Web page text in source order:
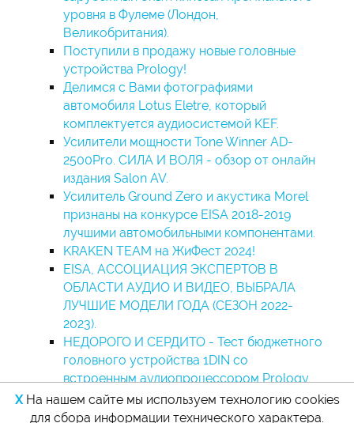
уровня в Фулеме (Лондон,
Великобритания).
Поступили в продажу новые головные
устройства Prology!
Делимся с Вами фотографиями
автомобиля Lotus Eletre, который
комплектуется аудиосистемой KEF.
Усилители мощности Tone Winner AD-
2500Pro. СИЛА И ВОЛЯ - обзор от онлайн
издания Salon AV.
Усилитель Ground Zero и акустика Morel
признаны на конкурсе EISA 2018-2019
лучшими автомобильными компонентами.
KRAKEN TEAM на ЖиФест 2024!
EISA, АССОЦИАЦИЯ ЭКСПЕРТОВ В
ОБЛАСТИ АУДИО И ВИДЕО, ВЫБРАЛА
ЛУЧШИЕ МОДЕЛИ ГОДА (СЕЗОН 2022-
2023).
НЕДОРОГО И СЕРДИТО - Тест бюджетного
головного устройства 1DIN со
встроенным аудиопроцессором Prology
CMD-300 от сайта CarMus.ru
XНа нашем сайте мы используем технологию cookies
для сбора информации технического характера.